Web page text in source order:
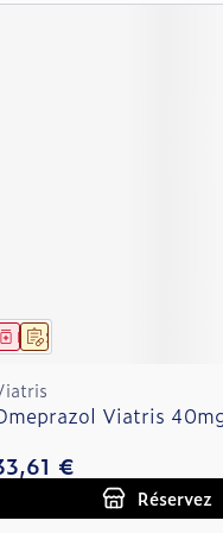
Sur prescription
Médicament
Viatris
€
Réservez